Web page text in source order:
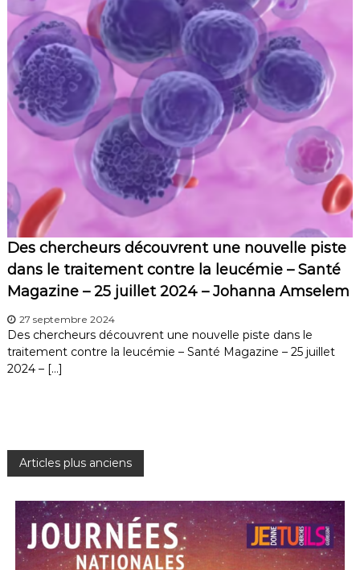
Des chercheurs découvrent une nouvelle piste
dans le traitement contre la leucémie – Santé
Magazine – 25 juillet 2024 – Johanna Amselem
27 septembre 2024
Des chercheurs découvrent une nouvelle piste dans le
traitement contre la leucémie – Santé Magazine – 25 juillet
2024 – […]
N
a
Articles plus anciens